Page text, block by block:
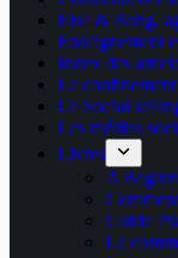
Else & Bang,
Enseignement
Index des
Le
Le Social
Les médias
Livres
A
Guide
La